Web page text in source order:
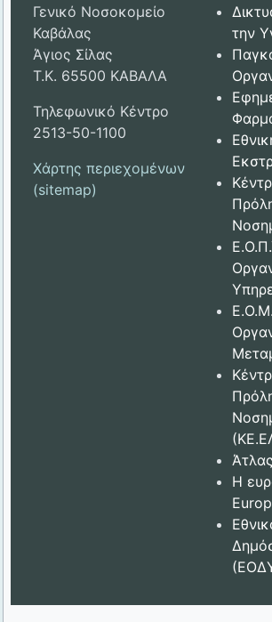
Γενικό Νοσοκομείο
Καβάλας
Άγιος Σίλας
Τ.Κ. 65500 ΚΑΒΑΛΑ
Τηλεφωνικό Κέντρο
2513-50-1100
Χάρτης περιεχομένων
(sitemap)
την
Η